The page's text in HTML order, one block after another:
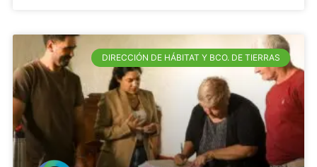
DIRECCIÓN DE HÁBITAT Y BCO. DE TIERRAS